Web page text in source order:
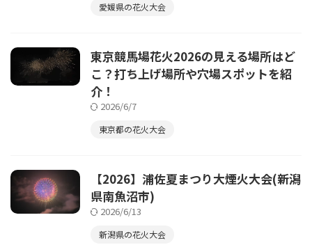
愛媛県の花火大会
東京競馬場花火2026の見える場所はど
こ？打ち上げ場所や穴場スポットを紹
介！
2026/6/7
東京都の花火大会
【2026】浦佐夏まつり大煙火大会(新潟
県南魚沼市)
2026/6/13
新潟県の花火大会